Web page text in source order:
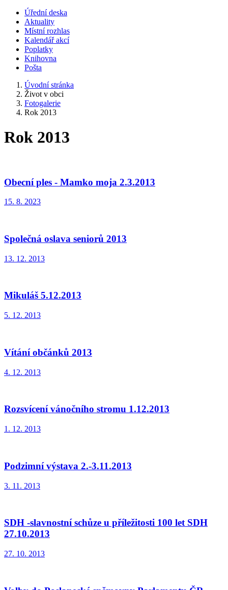
Úřední deska
Aktuality
Místní rozhlas
Kalendář akcí
Poplatky
Knihovna
Pošta
Úvodní stránka
Život v obci
Fotogalerie
Rok 2013
Rok 2013
Obecní ples - Mamko moja 2.3.2013
15. 8. 2023
Společná oslava seniorů 2013
13. 12. 2013
Mikuláš 5.12.2013
5. 12. 2013
Vítání občánků 2013
4. 12. 2013
Rozsvícení vánočního stromu 1.12.2013
1. 12. 2013
Podzimní výstava 2.-3.11.2013
3. 11. 2013
SDH -slavnostní schůze u příležitosti 100 let SDH
27.10.2013
27. 10. 2013